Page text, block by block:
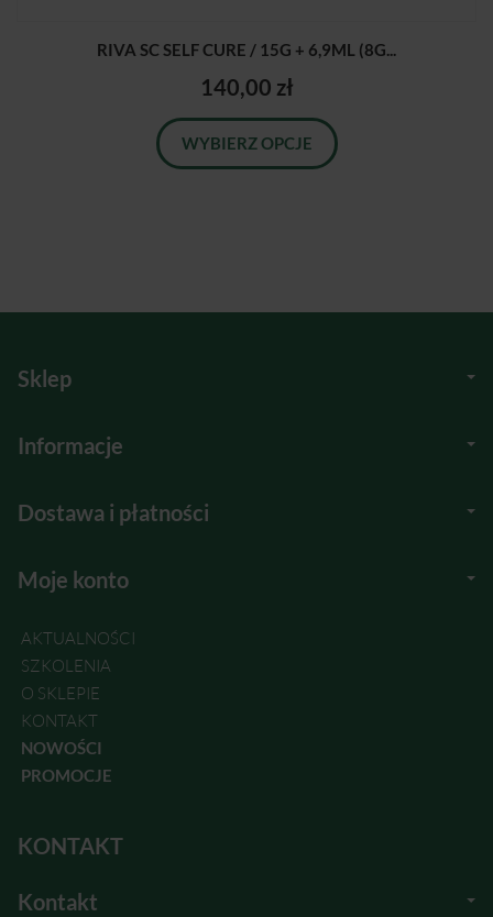
RIVA SC SELF CURE / 15G + 6,9ML (8G...
140,00 zł
WYBIERZ OPCJE
Sklep
Informacje
Dostawa i płatności
Moje konto
AKTUALNOŚCI
SZKOLENIA
O SKLEPIE
KONTAKT
NOWOŚCI
PROMOCJE
KONTAKT
Kontakt